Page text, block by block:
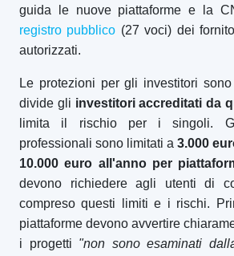
guida le nuove piattaforme e la
registro pubblico (27 voci) dei
autorizzati.
Le protezioni per gli investitori
divide gli investitori accreditati da
limita il rischio per i singoli.
professionali sono limitati a 3.000
10.000 euro all'anno per
devono richiedere agli utenti di
compreso questi limiti e i rischi.
piattaforme devono avvertire
i progetti "non sono esaminati